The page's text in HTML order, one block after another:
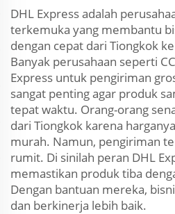
DHL Express adalah
terkemuka yang membantu
dengan cepat dari Tiongkok
Banyak perusahaan seperti
Express untuk pengiriman
sangat penting agar produk
tepat waktu. Orang-orang
dari Tiongkok karena
murah. Namun, pengiriman
rumit. Di sinilah peran DHL
memastikan produk tiba
Dengan bantuan mereka,
dan berkinerja lebih baik.